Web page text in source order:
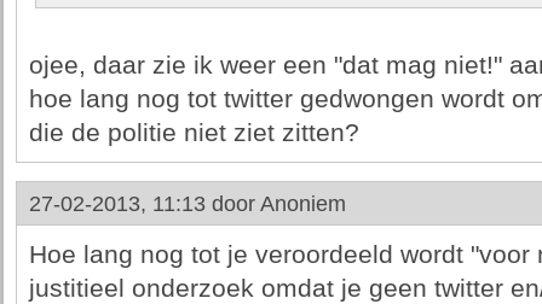
ojee, daar zie ik weer een "dat mag niet!"
hoe lang nog tot twitter gedwongen wordt
die de politie niet ziet zitten?
27-02-2013, 11:13 door Anoniem
Hoe lang nog tot je veroordeeld wordt "voor
justitieel onderzoek omdat je geen twitter